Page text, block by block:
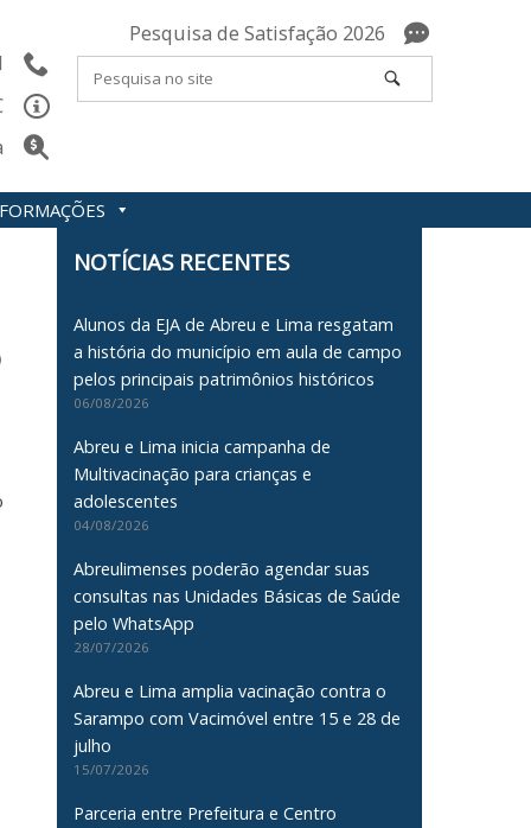
Pesquisa de Satisfação 2026
NOTÍCIAS RECENTES
Alunos da EJA de Abreu e Lima resgatam
a história do município em aula de campo
pelos principais patrimônios históricos
06/08/2026
Abreu e Lima inicia campanha de
Multivacinação para crianças e
adolescentes
04/08/2026
Abreulimenses poderão agendar suas
consultas nas Unidades Básicas de Saúde
pelo WhatsApp
28/07/2026
Abreu e Lima amplia vacinação contra o
Sarampo com Vacimóvel entre 15 e 28 de
julho
15/07/2026
Parceria entre Prefeitura e Centro